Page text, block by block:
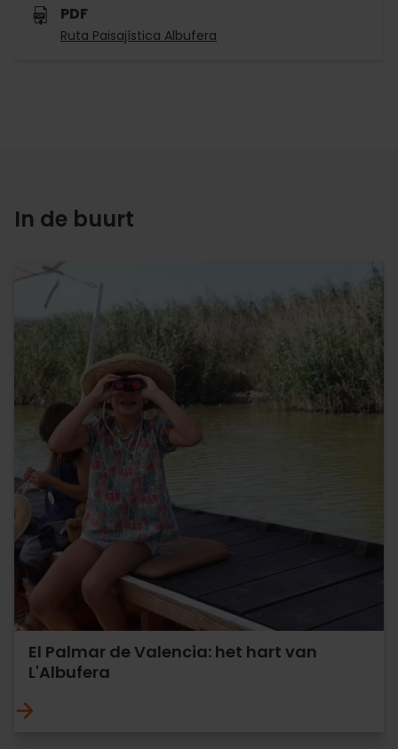
PDF
Ruta Paisajística Albufera
In de buurt
El Palmar de Valencia: het hart van
L'Albufera